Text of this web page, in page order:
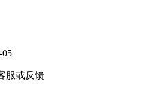
05
服或反馈